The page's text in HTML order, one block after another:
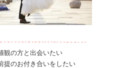
観の方と出会いたい
提のお付き合いをしたい